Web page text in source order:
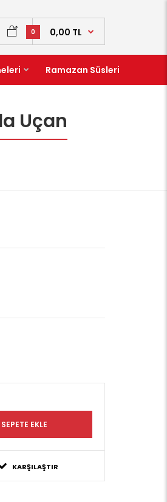
0 0,00 TL
Ramazan Süsleri
Uçan
KARŞILAŞTIR